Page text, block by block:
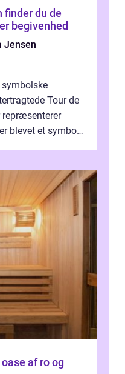
begivenhed
Jensen
Tour de
repræsenterer
blevet et symbol
af ro og